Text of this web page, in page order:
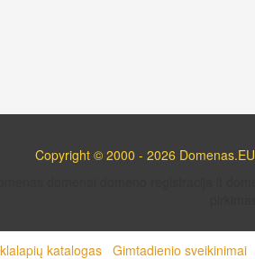
Copyright © 2000 - 2026 Domenas.EU
katalogas Gimtadienio sveikinimai